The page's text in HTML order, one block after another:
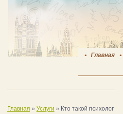
Главная
Главная » Услуги » Кто такой психолог